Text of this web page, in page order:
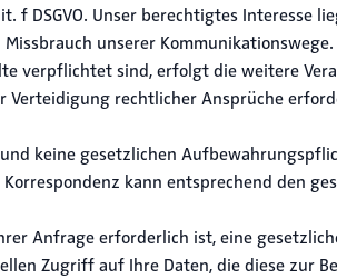
DSGVO. Unser berechtigtes Interesse
unserer Kommunikationswege.
verpflichtet sind, erfolgt die weitere
Verteidigung rechtlicher Ansprüche
keine gesetzlichen
kann entsprechend den
Anfrage erforderlich ist, eine
Zugriff auf Ihre Daten, die diese zur